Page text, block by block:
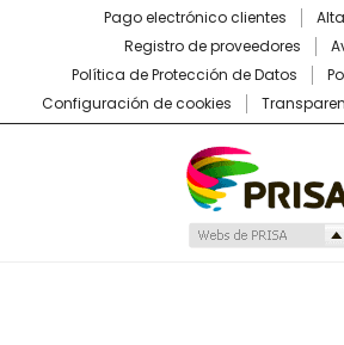
Pago electrónico clientes
Registro de proveedores
Política de Protección de Datos
Configuración de cookies